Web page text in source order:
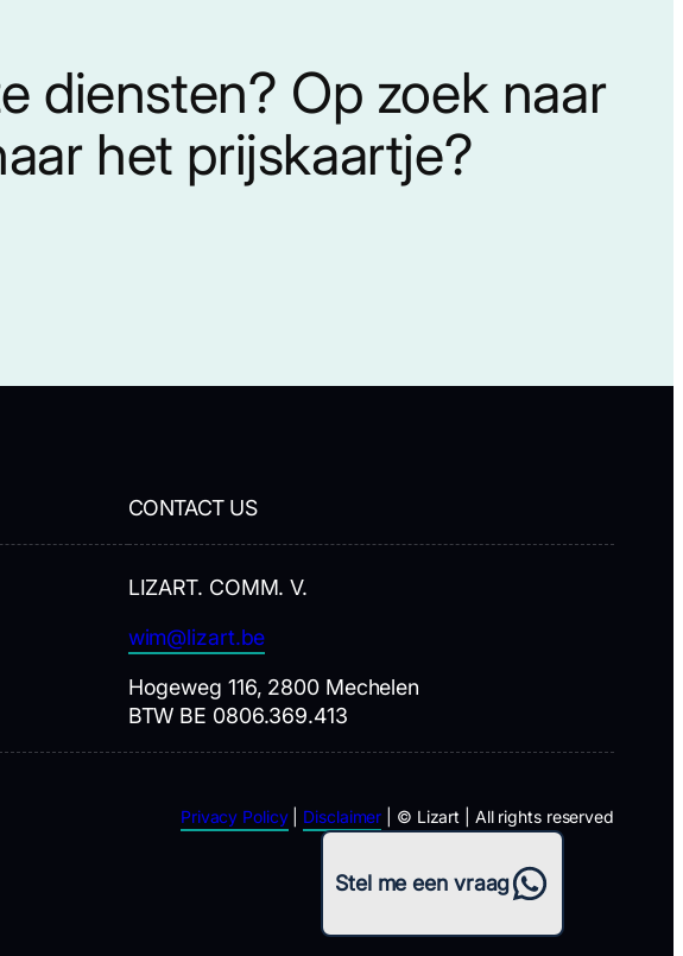
diensten? Op zoek naar
het prijskaartje?
CONTACT US
LIZART. COMM. V.
wim@lizart.be
Hogeweg 116, 2800 Mechelen
BTW BE 0806.369.413
Privacy Policy| Disclaimer | © Lizart | All rights reserved
Stel me een vraagWhatsApp